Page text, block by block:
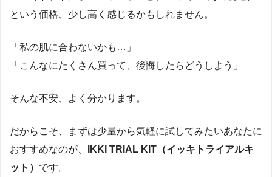
という価格、少し高く感じるかもしれません。
「私の肌に合わないかも…」
「こんなにたくさん買って、後悔したらどうしよう」
そんな不安、よく分かります。
だからこそ、まずは少量から気軽に試してみたいあなたに
おすすめなのが、
IKKI TRIAL KIT（イッキトライアルキ
ット） です。